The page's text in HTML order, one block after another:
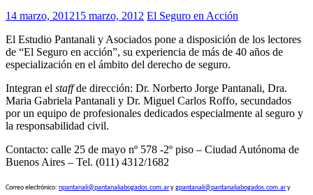
14 marzo, 201215 marzo, 2012 El Seguro en Acción
El Estudio Pantanali y Asociados pone a disposición de los lectores
de “El Seguro en acción”, su experiencia de más de 40 años de
especialización en el ámbito del derecho de seguro.
Integran el staffde dirección: Dr. Norberto Jorge Pantanali, Dra.
Maria Gabriela Pantanali y Dr. Miguel Carlos Roffo, secundados
por un equipo de profesionales dedicados especialmente al seguro y
la responsabilidad civil.
Contacto: calle 25 de mayo nº 578 -2º piso – Ciudad Autónoma de
Buenos Aires – Tel. (011) 4312/1682
Correo electrónico: npantanali@pantanaliabogados.com.arygpantanali@pantanaliabogados.com.ary